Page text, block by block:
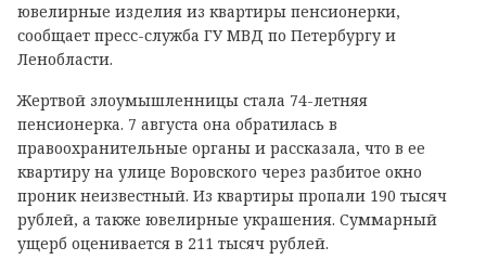
ювелирные изделия из квартиры пенсионерки,
сообщает пресс-служба ГУ МВД по Петербургу и
Ленобласти.
Жертвой злоумышленницы стала 74-летняя
пенсионерка. 7 августа она обратилась в
правоохранительные органы и рассказала, что в ее
квартиру на улице Воровского через разбитое окно
проник неизвестный. Из квартиры пропали 190 тысяч
рублей, а также ювелирные украшения. Суммарный
ущерб оценивается в 211 тысяч рублей.